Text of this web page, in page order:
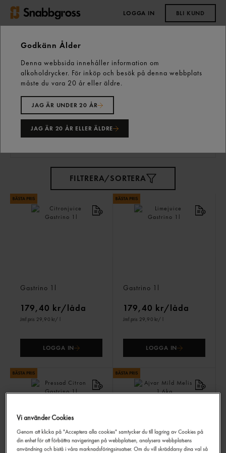
LOGGA IN BLI KUND
Start Vårt sortiment
Skafferiet
Kryddor & Smaksättning
Smaksättning
Smaksättning
FILTRERA/SORTERA
Gastrino 1l
179,40 kr/låda
Jmf.pris 29,90 kr/ l
LOGGA IN
Gastrino 1l
179,40 kr/låda
Jmf.pris 29,90 kr/ l
LOGGA IN
Vi använder Cookies
Genom att klicka på "Acceptera alla cookies" samtycker du till lagring av Cookies på
din enhet för att förbättra navigeringen på webbplatsen, analysera webbplatsens
användning och bistå i våra marknadsföringsinsatser. Om du vill skräddarsy dina val så
Godkänn Ålder
Denna webbsida innehåller information om
alkoholdrycker. För inköp och besök på denna webbplats
måste du vara 20 år eller äldre.
JAG ÄR UNDER 20 ÅR
JAG ÄR 20 ÅR ELLER ÄLDRE